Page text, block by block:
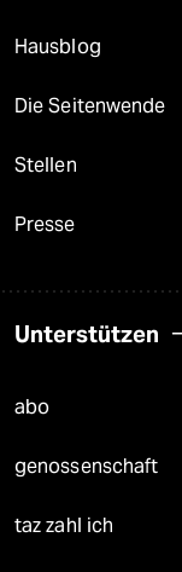
Hausblog
Die Seitenwende
Stellen
Presse
Unterstützen
abo
genossenschaft
taz zahl ich